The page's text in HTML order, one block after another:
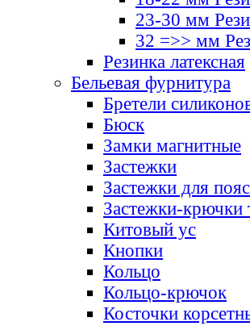
23-30 мм
32 =>> мм
Резинка латексная
Бельевая фурнитура
Бретели
Бюск
Замки магнитные
Застежки
Застежки для
Застежки-крючки
Китовый ус
Кнопки
Кольцо
Кольцо-крючок
Косточки